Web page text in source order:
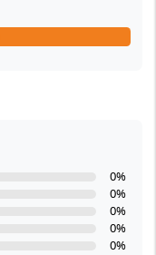
0%
0%
0%
0%
0%